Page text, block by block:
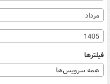
مرداد
1405
فیلترها
همه سرویس‌ها